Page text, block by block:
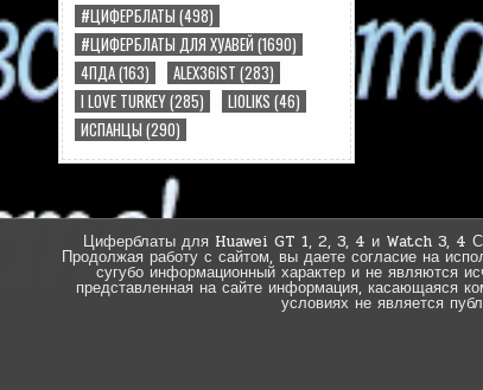
#ЦИФЕРБЛАТЫ (498)
#ЦИФЕРБЛАТЫ ДЛЯ ХУАВЕЙ (1690)
4ПДА(163) ALEX36IST (283)
I LOVE TURKEY(285) LIOLIKS (46)
ИСПАНЦЫ (290)
Циферблаты для Huawei GT 1, 2, 3, 4 и Watch 3, 4
Продолжая работу с сайтом, вы даете согласие на
сугубо информационный характер и не являются
представленная на сайте информация, касающаяся
условиях не является